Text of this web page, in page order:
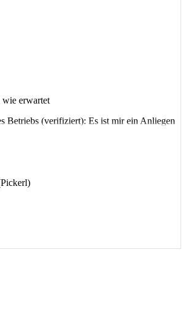
erwartet
Betriebs (verifiziert): Es ist mir ein Anliegen